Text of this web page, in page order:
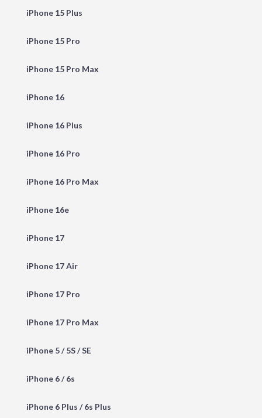
iPhone 15 Plus
iPhone 15 Pro
iPhone 15 Pro Max
iPhone 16
iPhone 16 Plus
iPhone 16 Pro
iPhone 16 Pro Max
iPhone 16e
iPhone 17
iPhone 17 Air
iPhone 17 Pro
iPhone 17 Pro Max
iPhone 5 / 5S / SE
iPhone 6 / 6s
iPhone 6 Plus / 6s Plus